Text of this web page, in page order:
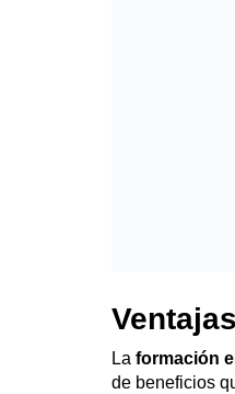
consiguen
Capta
cómo va a